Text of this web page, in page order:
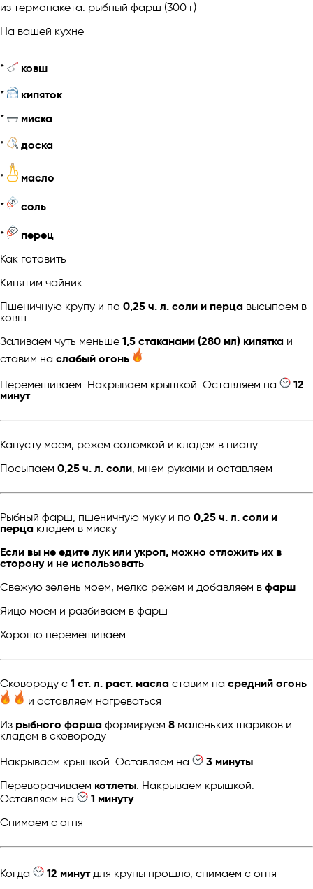
из термопакета: рыбный фарш (300 г)
На вашей кухне
* ковш
*
кипяток
*
миска
*
доска
* масло
* соль
*
перец
Как готовить
Кипятим чайник
Пшеничную крупу и по 0,25 ч. л. соли и перца высыпаем в
ковш
Заливаем чуть меньше 1,5 стаканами (280 мл) кипятка и
ставим на слабый огонь
Перемешиваем. Накрываем крышкой. Оставляем на
12
минут
Капусту моем, режем соломкой и кладем в пиалу
Посыпаем 0,25 ч. л. соли, мнем руками и оставляем
Рыбный фарш, пшеничную муку и по 0,25 ч. л. соли и
перца кладем в миску
Если вы не едите лук или укроп, можно отложить их в
сторону и не использовать
Свежую зелень моем, мелко режем и добавляем в фарш
Яйцо моем и разбиваем в фарш
Хорошо перемешиваем
Сковороду с 1 ст. л. раст. масла ставим на средний огонь
и оставляем нагреваться
Из рыбного фарша формируем 8 маленьких шариков и
кладем в сковороду
Накрываем крышкой. Оставляем на
3 минуты
Переворачиваем котлеты . Накрываем крышкой.
Оставляем на
1 минуту
Снимаем с огня
Когда 12 минутдля крупы прошло, снимаем с огня